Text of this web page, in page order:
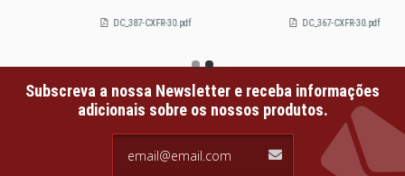
DC_387-CXFR-30.pdf DC_367-CXFR-30.pdf
Subscreva a nossa Newsletter e receba informações
adicionais sobre os nossos produtos.